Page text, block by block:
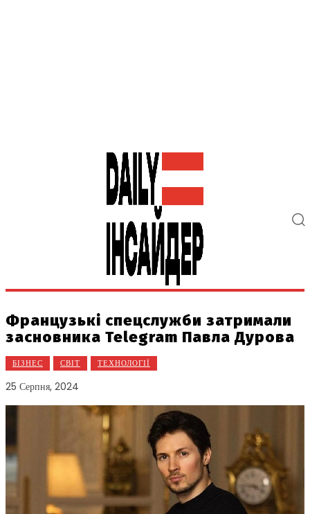
Французькі спецслужби затримали
засновника Telegram Павла Дурова
БІЗНЕС СВІТ ТЕХНОЛОГІЇ
25 Серпня, 2024